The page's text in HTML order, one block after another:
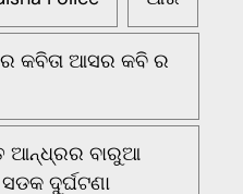
କବିତା ଆସର କବି ର
ଆନ୍ଧ୍ରର ବାରୁଆ
ଦୁର୍ଘଟଣା